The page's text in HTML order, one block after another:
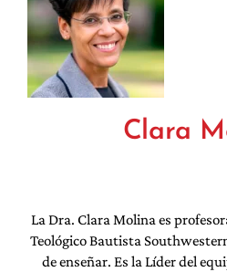
Clara
La Dra. Clara Molina es
Teológico Bautista
de enseñar. Es la Líder del